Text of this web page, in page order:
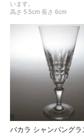
います。
高さ 5.5cm 長さ 6cm
バカラ シャンパングラ